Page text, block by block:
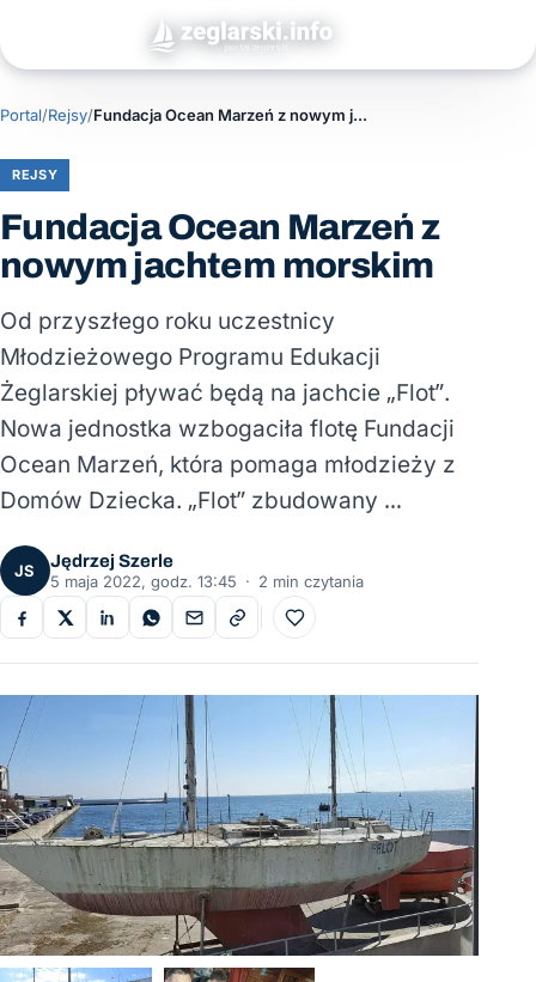
Portal/Rejsy/ Fundacja Ocean Marzeń z nowym jachtem morskim
REJSY
Fundacja Ocean Marzeń z
nowym jachtem morskim
Od przyszłego roku uczestnicy
Młodzieżowego Programu Edukacji
Żeglarskiej pływać będą na jachcie „Flot”.
Nowa jednostka wzbogaciła flotę Fundacji
Ocean Marzeń, która pomaga młodzieży z
Domów Dziecka. „Flot” zbudowany …
JS
Jędrzej Szerle
5 maja 2022, godz. 13:45 · 2 min czytania
Do ulubionych